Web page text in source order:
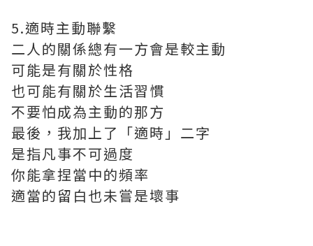
5.適時主動聯繫
二人的關係總有一方會是較主動
可能是有關於性格
也可能有關於生活習慣
不要怕成為主動的那方
最後，我加上了「適時」二字
是指凡事不可過度
你能拿捏當中的頻率
適當的留白也未嘗是壞事